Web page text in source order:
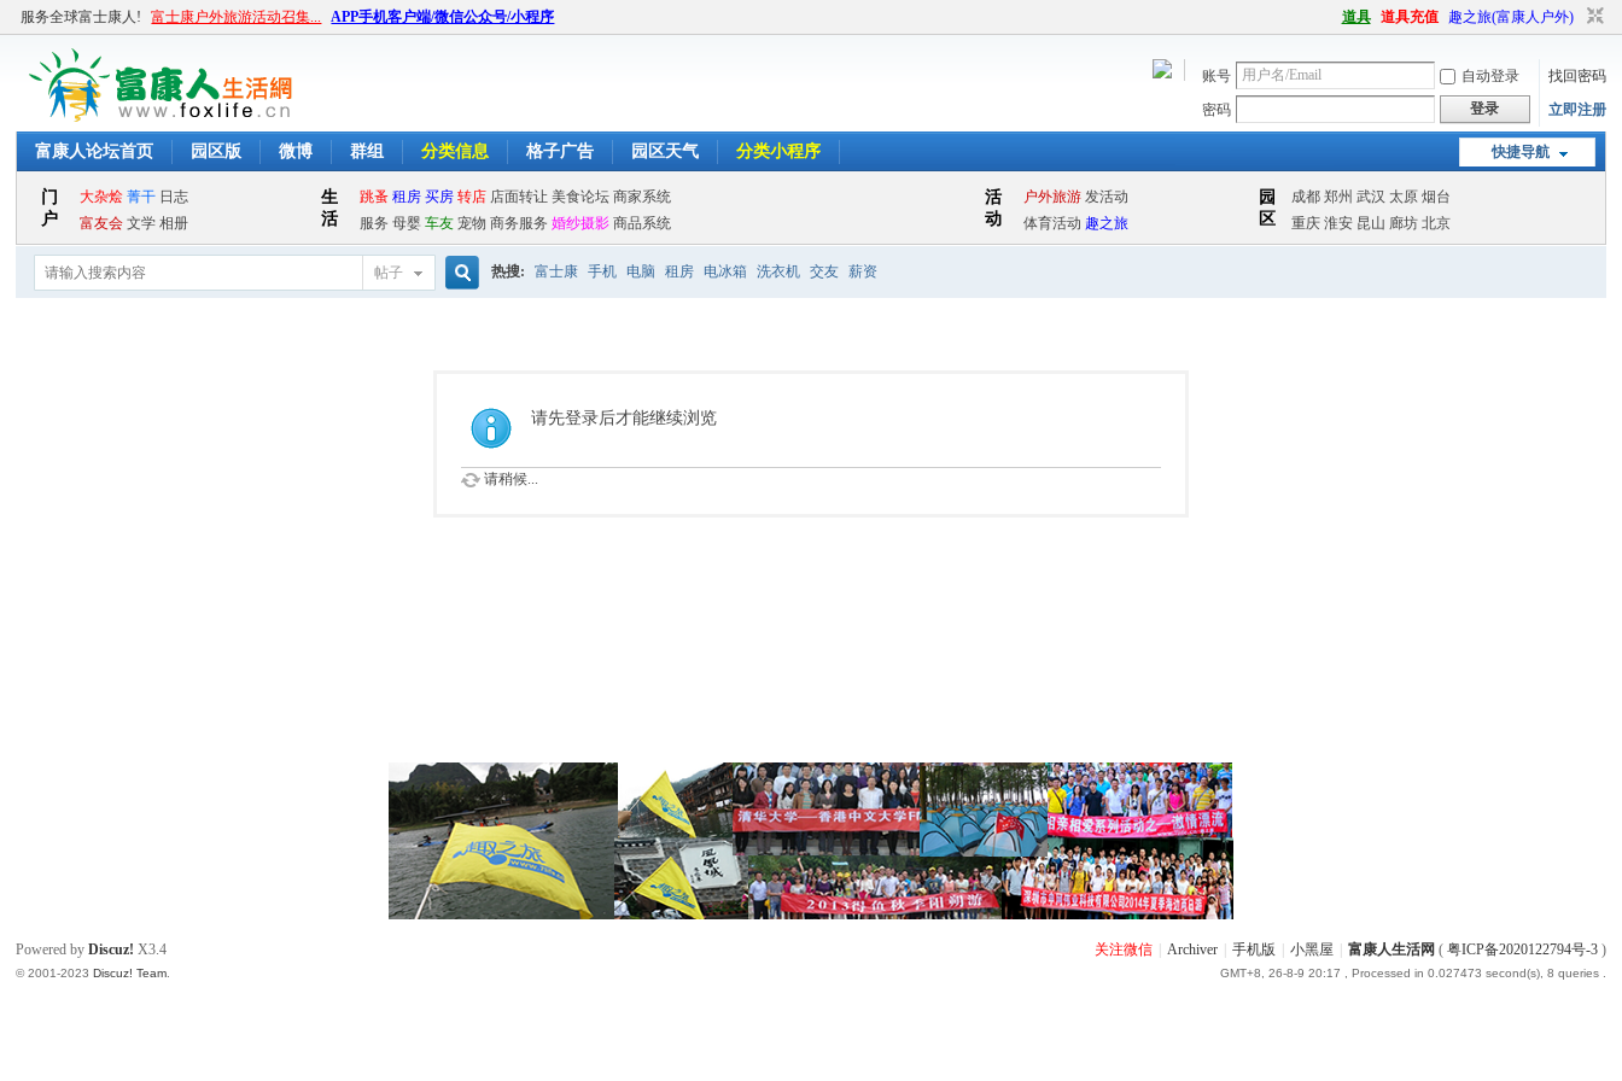
服务全球富士康人! 富士康户外旅游活动召集... APP手机客户端/微信公众号/小程序 道具 道具充值 趣之旅(富康人户外)
账号 自动登录
找回密码
密码
登录 立即注册
快捷导航
富康人论坛首页 园区版 微博 群组 分类信息 格子广告 园区天气 分类小程序
帖子 热搜: 富士康 手机 电脑 租房 电冰箱 洗衣机 交友 薪资
请先登录后才能继续浏览
请稍候...
关注微信 Archiver 手机版 小黑屋 富康人生活网 ( 粤ICP备2020122794号-3)
GMT+8, 26-8-9 20:17 , Processed in 0.027473 second(s), 8 queries .
Powered byDiscuz! X3.4
© 2001-2023Discuz! Team